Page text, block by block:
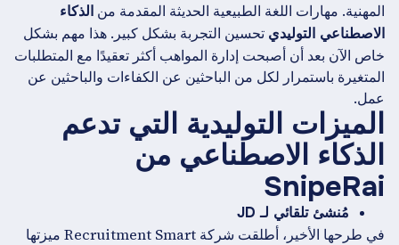
المهنية. مهارات اللغة الطبيعية الحديثة المقدمة منالذكاء
الاصطناعي التوليديتحسين التجربة بشكل كبير. هذا مهم بشكل
خاص الآن بعد أن أصبحت إدارة المواهب أكثر تعقيدًا مع المتطلبات
المتغيرة باستمرار لكل من الباحثين عن الكفاءات والباحثين عن
عمل.
الميزات التوليدية التي تدعم
الذكاء الاصطناعي من
SnipeRai
مُنشئ تلقائي لـ JD
في طرحها الأخير، أطلقت شركة Recruitment Smart ميزتها